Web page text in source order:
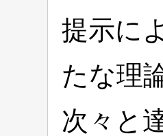
提示に
たな理
次々と